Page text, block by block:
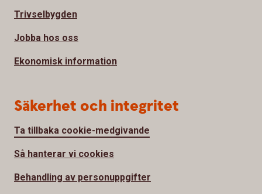
Trivselbygden
Jobba hos oss
Ekonomisk information
Säkerhet och integritet
Ta tillbaka cookie-medgivande
Så hanterar vi cookies
Behandling av personuppgifter